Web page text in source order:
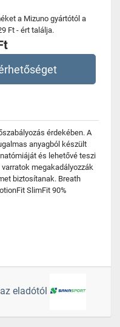
a Mizuno gyártótól a
Ft - ért találja.
érdekében. A
anyagból készült
és lehetővé teszi
megakadályozzák
biztosítanak. Breath
SlimFit 90%
eladótól